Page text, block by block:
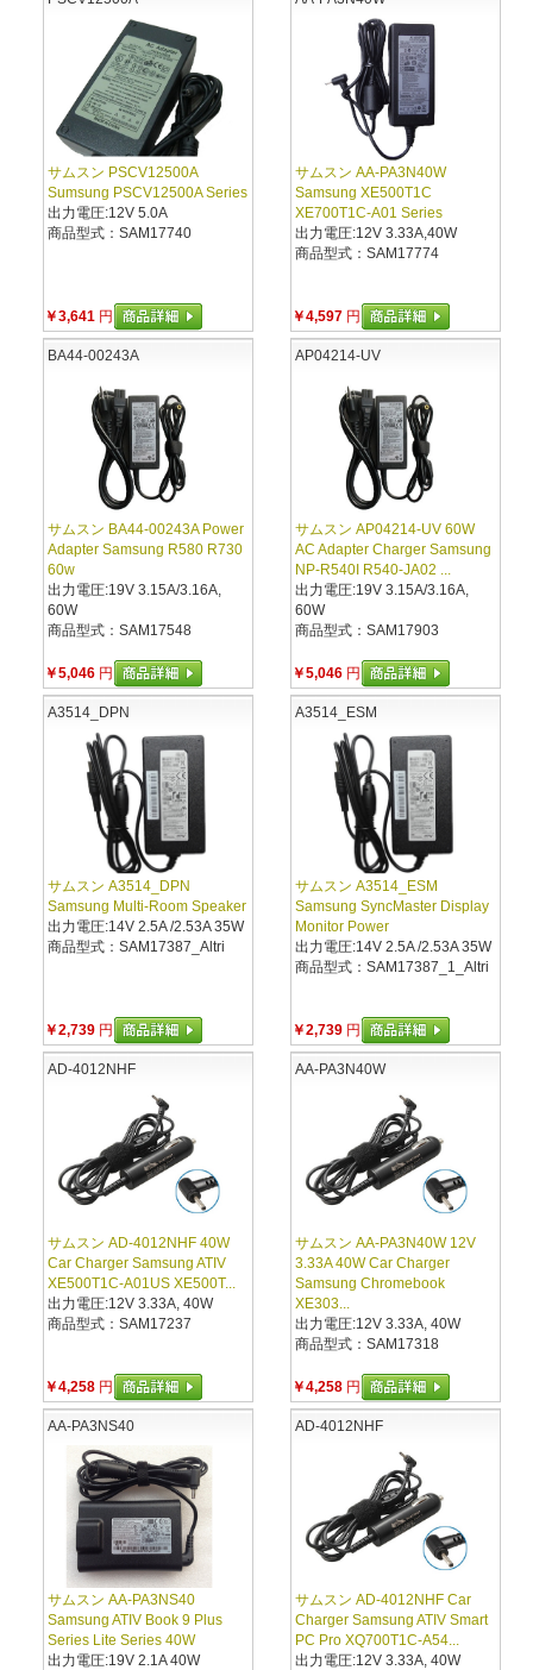
サムスン PSCV12500A
Sumsung PSCV12500A Series
出力電圧:12V 5.0A
商品型式：SAM17740
￥3,641 円
サムスン AA-PA3N40W
Samsung XE500T1C
XE700T1C-A01 Series
出力電圧:12V 3.33A,40W
商品型式：SAM17774
￥4,597 円
BA44-00243A
サムスン BA44-00243A Power
Adapter Samsung R580 R730
60w
出力電圧:19V 3.15A/3.16A,
60W
商品型式：SAM17548
￥5,046 円
AP04214-UV
サムスン AP04214-UV 60W
AC Adapter Charger Samsung
NP-R540I R540-JA02 ...
出力電圧:19V 3.15A/3.16A,
60W
商品型式：SAM17903
￥5,046 円
A3514_DPN
サムスン A3514_DPN
Samsung Multi-Room Speaker
出力電圧:14V 2.5A /2.53A 35W
商品型式：SAM17387_Altri
￥2,739 円
A3514_ESM
サムスン A3514_ESM
Samsung SyncMaster Display
Monitor Power
出力電圧:14V 2.5A /2.53A 35W
商品型式：SAM17387_1_Altri
￥2,739 円
AD-4012NHF
サムスン AD-4012NHF 40W
Car Charger Samsung ATIV
XE500T1C-A01US XE500T...
出力電圧:12V 3.33A, 40W
商品型式：SAM17237
￥4,258 円
AA-PA3N40W
サムスン AA-PA3N40W 12V
3.33A 40W Car Charger
Samsung Chromebook
XE303...
出力電圧:12V 3.33A, 40W
商品型式：SAM17318
￥4,258 円
AA-PA3NS40
サムスン AA-PA3NS40
Samsung ATIV Book 9 Plus
Series Lite Series 40W
出力電圧:19V 2.1A 40W
AD-4012NHF
サムスン AD-4012NHF Car
Charger Samsung ATIV Smart
PC Pro XQ700T1C-A54...
出力電圧:12V 3.33A, 40W